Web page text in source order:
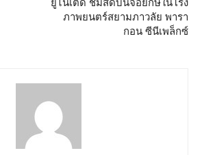
ยูไนเต็ด ชมสดบนจอยักษ์ในโรง
ภาพยนตร์สยามภาวลัย พารา
กอน ซีนีเพล็กซ์